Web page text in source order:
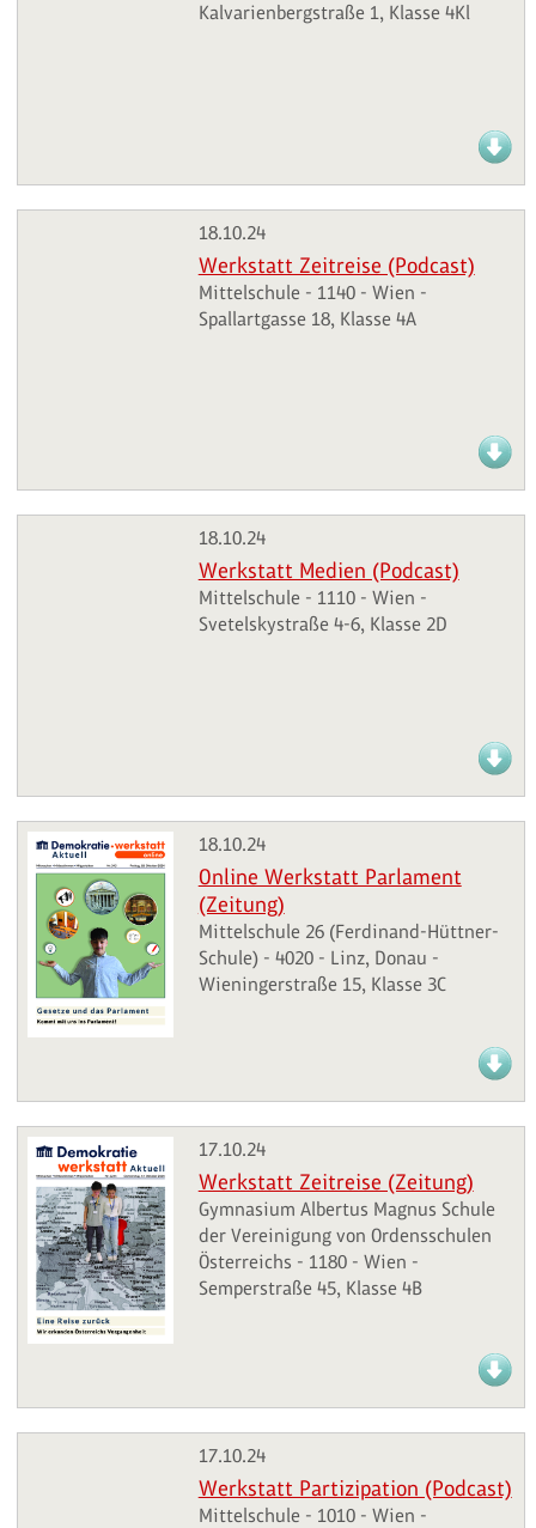
Kalvarienbergstraße 1, Klasse 4Kl
18.10.24
Werkstatt Zeitreise (Podcast)
Mittelschule - 1140 - Wien -
Spallartgasse 18, Klasse 4A
18.10.24
Werkstatt Medien (Podcast)
Mittelschule - 1110 - Wien -
Svetelskystraße 4-6, Klasse 2D
18.10.24
Online Werkstatt Parlament
(Zeitung)
Mittelschule 26 (Ferdinand-Hüttner-
Schule) - 4020 - Linz, Donau -
Wieningerstraße 15, Klasse 3C
17.10.24
Werkstatt Zeitreise (Zeitung)
Gymnasium Albertus Magnus Schule
der Vereinigung von Ordensschulen
Österreichs - 1180 - Wien -
Semperstraße 45, Klasse 4B
17.10.24
Werkstatt Partizipation (Podcast)
Mittelschule - 1010 - Wien -